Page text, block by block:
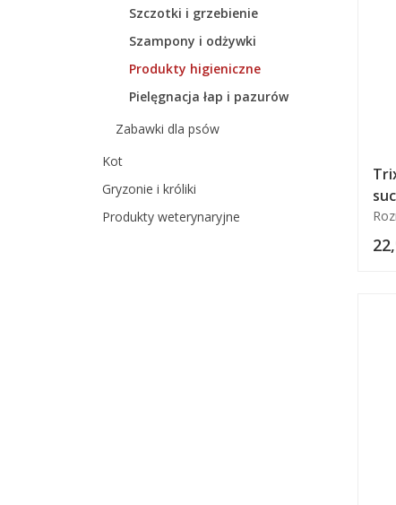
Szczotki i grzebienie
Szampony i odżywki
Produkty higieniczne
Pielęgnacja łap i pazurów
Zabawki dla psów
Kot
Gryzonie i króliki
Produkty weterynaryjne